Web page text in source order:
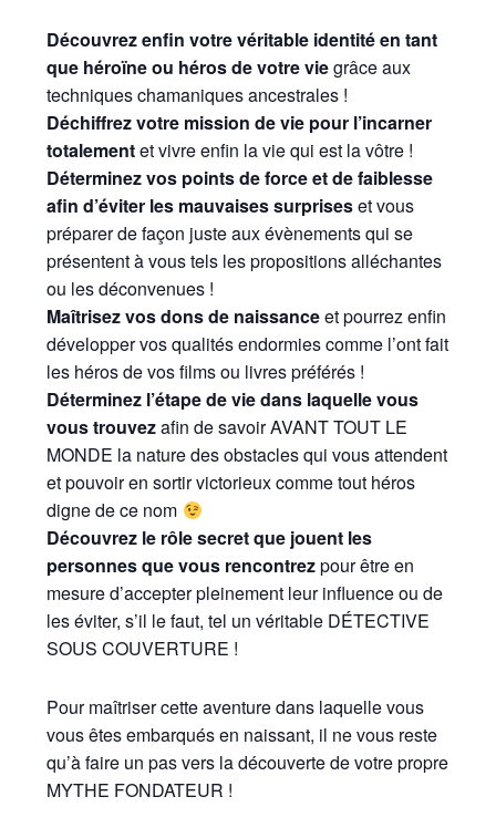
Découvrez enfin votre véritable identité en tant
que héroïne ou héros de votre viegrâce aux
techniques chamaniques ancestrales !
Déchiffrez votre mission de vie pour l’incarner
totalementet vivre enfin la vie qui est la vôtre !
Déterminez vos points de force et de faiblesse
afin d’éviter les mauvaises surpriseset vous
préparer de façon juste aux évènements qui se
présentent à vous tels les propositions alléchantes
ou les déconvenues !
Maîtrisez vos dons de naissanceet pourrez enfin
développer vos qualités endormies comme l’ont fait
les héros de vos films ou livres préférés !
Déterminez l’étape de viedans laquelle vous
vous trouvezafin de savoir AVANT TOUT LE
MONDE la nature des obstacles qui vous attendent
et pouvoir en sortir victorieux comme tout héros
digne de ce nom
Découvrez le rôle secret que jouent les
personnes que vous rencontrezpour être en
mesure d’accepter pleinement leur influence ou de
les éviter, s’il le faut, tel un véritable DÉTECTIVE
SOUS COUVERTURE !
Pour maîtriser cette aventure dans laquelle vous
vous êtes embarqués en naissant, il ne vous reste
qu’à faire un pas vers la découverte de votre propre
MYTHE FONDATEUR !